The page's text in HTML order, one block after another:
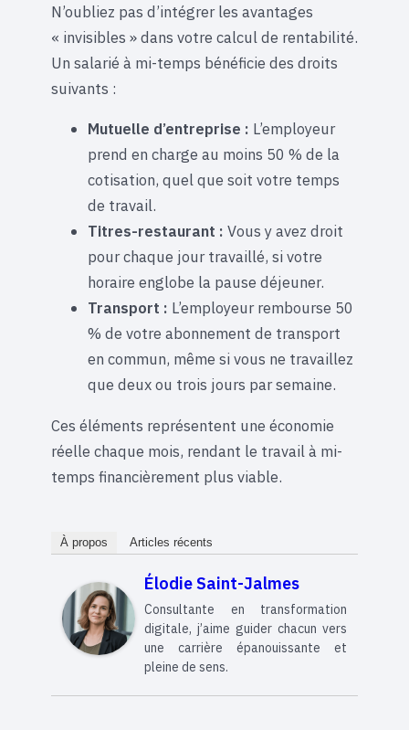
N’oubliez pas d’intégrer les avantages
« invisibles » dans votre calcul de rentabilité.
Un salarié à mi-temps bénéficie des droits
suivants :
Mutuelle d’entreprise : L’employeur
prend en charge au moins 50 % de la
cotisation, quel que soit votre temps
de travail.
Titres-restaurant : Vous y avez droit
pour chaque jour travaillé, si votre
horaire englobe la pause déjeuner.
Transport : L’employeur rembourse 50
% de votre abonnement de transport
en commun, même si vous ne travaillez
que deux ou trois jours par semaine.
Ces éléments représentent une économie
réelle chaque mois, rendant le travail à mi-
temps financièrement plus viable.
À propos Articles récents
Élodie Saint-Jalmes
Consultante en transformation
digitale, j’aime guider chacun vers
une carrière épanouissante et
pleine de sens.